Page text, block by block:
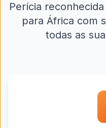
Perícia
para África com
todas as